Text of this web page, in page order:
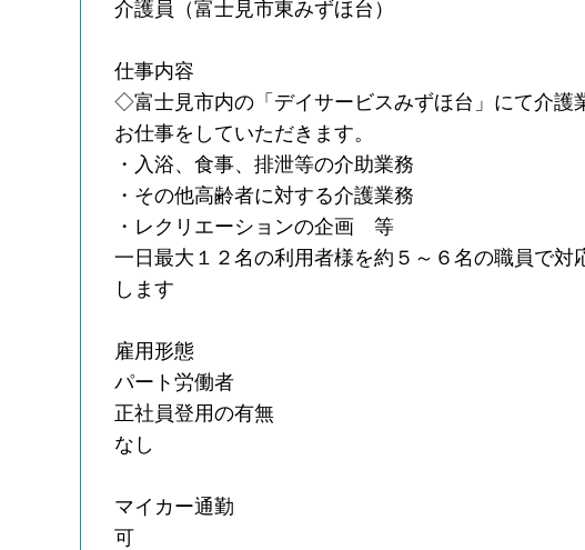
介護員（富士見市東みずほ台）
仕事内容
◇富士見市内の「デイサービスみずほ台」にて介護
お仕事をしていただきます。
・入浴、食事、排泄等の介助業務
・その他高齢者に対する介護業務
・レクリエーションの企画 等
一日最大１２名の利用者様を約５～６名の職員で対
します
雇用形態
パート労働者
正社員登用の有無
なし
マイカー通勤
可